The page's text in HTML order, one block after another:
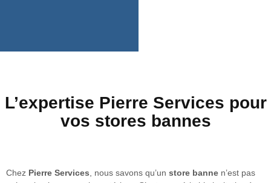
L’expertise Pierre Services pour
vos stores bannes
Chez Pierre Services , nous savons qu’un store banne n’est pas